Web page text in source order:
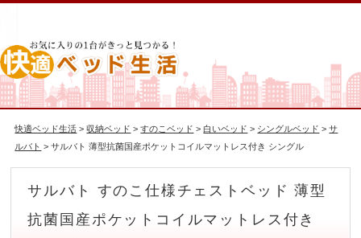
快適ベッド生活 >収納ベッド >すのこベッド >白いベッド > シングルベッド >サ
ルバト > サルバト 薄型抗菌国産ポケットコイルマットレス付き シングル
サルバト すのこ仕様チェストベッド 薄型
抗菌国産ポケットコイルマットレス付き